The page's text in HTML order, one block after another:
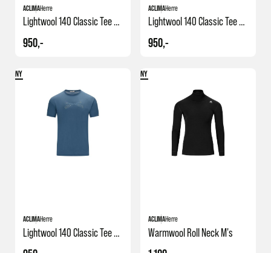
ACLIMAHerre
Lightwool 140 Classic Tee Suns
950,-
ACLIMAHerre
Lightwool 140 Classic Tee Salm
950,-
NY
ACLIMAHerre
Lightwool 140 Classic Tee Oars
NY
ACLIMAHerre
Warmwool Roll Neck M's